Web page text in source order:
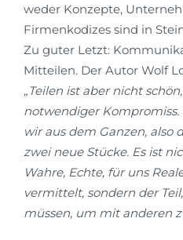
weder Konzepte,
Firmenkodizes sind in
Zu guter Letzt:
Mitteilen. Der Autor Wolf
„Teilen ist aber nicht
notwendiger
wir aus dem Ganzen, also
zwei neue Stücke. Es ist
Wahre, Echte, für uns
vermittelt, sondern der
müssen, um mit anderen